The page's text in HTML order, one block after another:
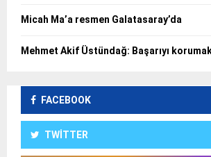
Micah Ma’a resmen Galatasaray’da
Mehmet Akif Üstündağ: Başarıyı
FACEBOOK
TWITTER